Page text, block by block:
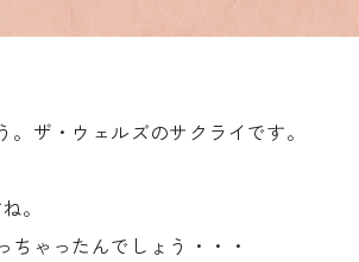
。ザ・ウェルズのサクライです。
。
ちゃったんでしょう・・・